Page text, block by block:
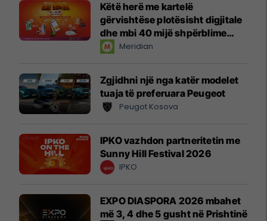
Këtë herë me kartelë
gërvishtëse plotësisht digjitale
dhe mbi 40 mijë shpërblime
instant!Meridian
Zgjidhni një nga katër modelet
tuaja të preferuara Peugeot
Peugot Kosova
IPKO vazhdon partneritetin me
Sunny Hill Festival 2026
IPKO
EXPO DIASPORA 2026 mbahet
më 3, 4 dhe 5 gusht në Prishtinë